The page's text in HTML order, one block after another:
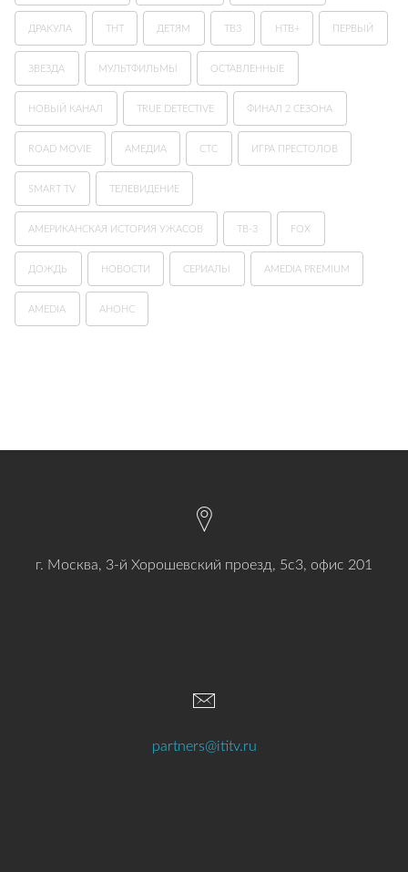
ДРАКУЛА ТНТ ДЕТЯМ ТВ3 НТВ+ ПЕРВЫЙ
ЗВЕЗДА МУЛЬТФИЛЬМЫ ОСТАВЛЕННЫЕ
НОВЫЙ КАНАЛ TRUE DETECTIVE ФИНАЛ 2 СЕЗОНА
ROAD MOVIE АМЕДИА СТС ИГРА ПРЕСТОЛОВ
SMART TV ТЕЛЕВИДЕНИЕ
АМЕРИКАНСКАЯ ИСТОРИЯ УЖАСОВ ТВ-3 FOX
ДОЖДЬ НОВОСТИ СЕРИАЛЫ AMEDIA PREMIUM
AMEDIA АНОНС
г. Москва, 3-й Хорошевский проезд, 5с3, офис 201
partners@ititv.ru